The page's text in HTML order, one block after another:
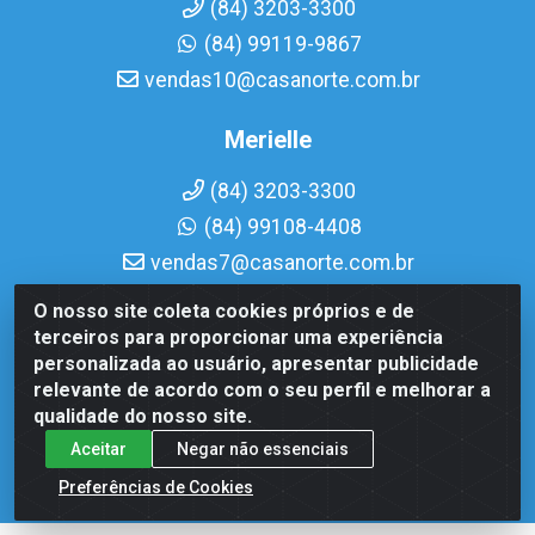
O nosso site coleta cookies próprios e de
terceiros para proporcionar uma experiência
personalizada ao usuário, apresentar publicidade
relevante de acordo com o seu perfil e melhorar a
qualidade do nosso site.
Aceitar
Negar não essenciais
Preferências de Cookies
(84) 3203-3300
(84) 99119-9867
vendas10@casanorte.com.br
Merielle
(84) 3203-3300
(84) 99108-4408
vendas7@casanorte.com.br
Casa Norte LTDA - Av. Interventor Mário Câmara, 1815 -
Dix-Sept Rosado, Natal/RN - CEP 59054-600 - CNPJ
08.713.513/0001-51